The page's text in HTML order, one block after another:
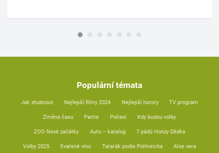
Populární témata
Jak zhubnout Nejlepší filmy 2024 Nejlepší horory TV program
Změna času Partie Počasí Kdy budou volby
ZOO Nové začátky Auto – katalog 7 pádů Honzy Dědka
Volby 2025 Svařené víno Tatarák podle Pohlreicha Aloe vera